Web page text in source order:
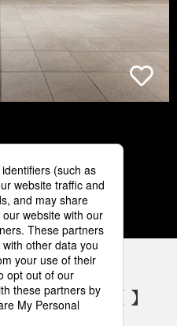
4 5
備 SNSアカウント